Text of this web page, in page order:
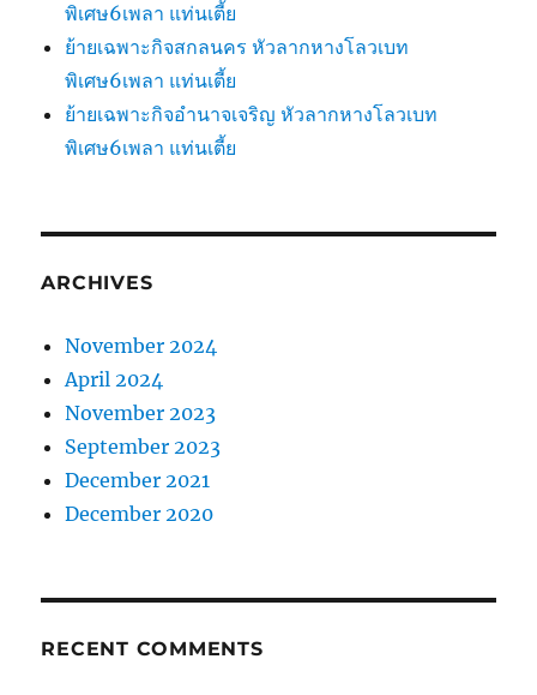
พิเศษ6เพลา แท่นเตี้ย
ย้ายเฉพาะกิจสกลนคร หัวลากหางโลวเบท
พิเศษ6เพลา แท่นเตี้ย
ย้ายเฉพาะกิจอำนาจเจริญ หัวลากหางโลวเบท
พิเศษ6เพลา แท่นเตี้ย
ARCHIVES
November 2024
April 2024
November 2023
September 2023
December 2021
December 2020
RECENT COMMENTS